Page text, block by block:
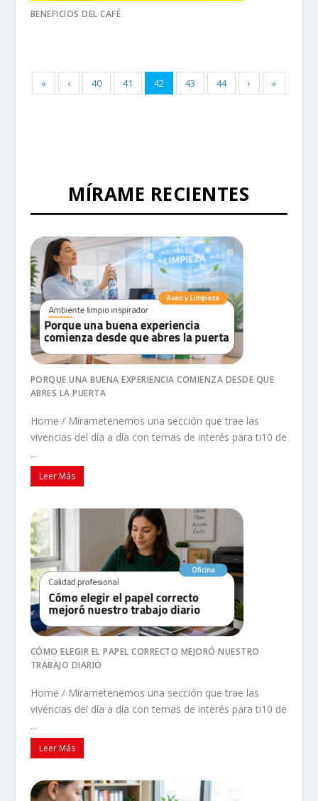
BENEFICIOS DEL CAFÉ
« ‹ 40 41 42 43 44 › »
MÍRAME RECIENTES
PORQUE UNA BUENA EXPERIENCIA COMIENZA DESDE QUE
ABRES LA PUERTA
Home / Mírametenemos una sección que trae las
vivencias del día a día con temas de interés para ti10 de
...
Leer Más
CÓMO ELEGIR EL PAPEL CORRECTO MEJORÓ NUESTRO
TRABAJO DIARIO
Home / Mírametenemos una sección que trae las
vivencias del día a día con temas de interés para ti10 de
...
Leer Más